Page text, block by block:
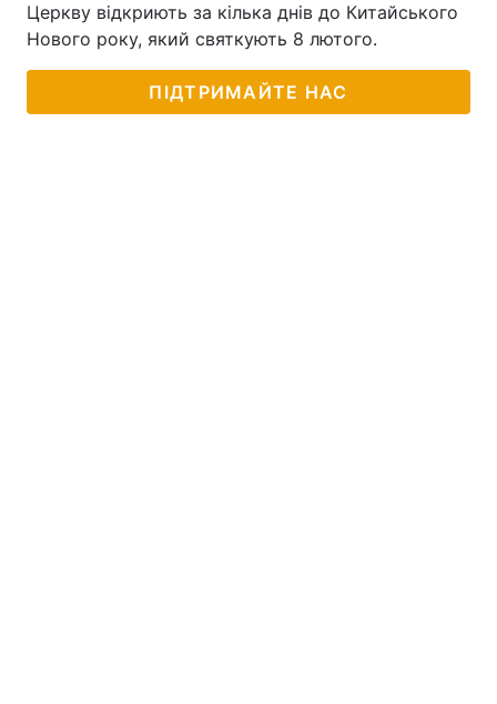
Церкву відкриють за кілька днів до Китайського
Нового року, який святкують 8 лютого.
ПІДТРИМАЙТЕ НАС